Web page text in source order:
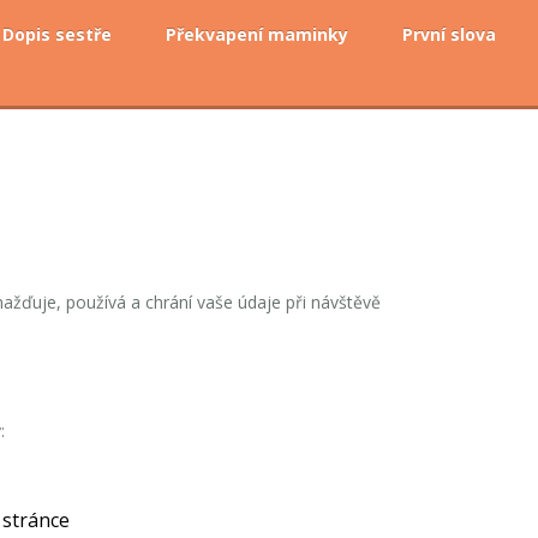
Dopis sestře Překvapení maminky První slova
používá a chrání vaše údaje při návštěvě